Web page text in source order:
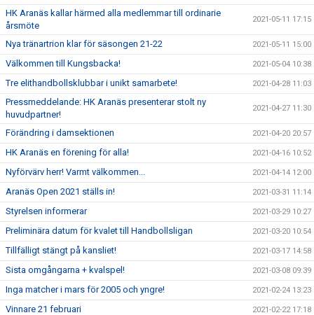
HK Aranäs kallar härmed alla medlemmar till ordinarie
årsmöte
2021-05-11 17:15
Nya tränartrion klar för säsongen 21-22 2021-05-11 15:00
Välkommen till Kungsbacka! 2021-05-04 10:38
Tre elithandbollsklubbar i unikt samarbete! 2021-04-28 11:03
Pressmeddelande: HK Aranäs presenterar stolt ny
huvudpartner!
2021-04-27 11:30
Förändring i damsektionen 2021-04-20 20:57
HK Aranäs en förening för alla! 2021-04-16 10:52
Nyförvärv herr! Varmt välkommen... 2021-04-14 12:00
Aranäs Open 2021 ställs in! 2021-03-31 11:14
Styrelsen informerar 2021-03-29 10:27
Preliminära datum för kvalet till Handbollsligan 2021-03-20 10:54
Tillfälligt stängt på kansliet! 2021-03-17 14:58
Sista omgångarna + kvalspel! 2021-03-08 09:39
Inga matcher i mars för 2005 och yngre! 2021-02-24 13:23
Vinnare 21 februari 2021-02-22 17:18